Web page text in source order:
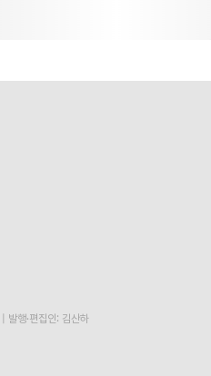
발행·편집인: 김산하